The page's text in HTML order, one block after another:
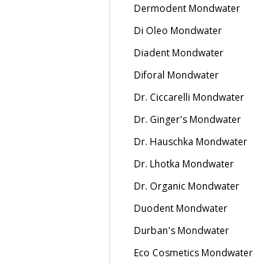
Dermodent Mondwater
Di Oleo Mondwater
Diadent Mondwater
Diforal Mondwater
Dr. Ciccarelli Mondwater
Dr. Ginger's Mondwater
Dr. Hauschka Mondwater
Dr. Lhotka Mondwater
Dr. Organic Mondwater
Duodent Mondwater
Durban's Mondwater
Eco Cosmetics Mondwater